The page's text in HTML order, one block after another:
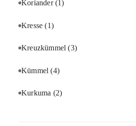
Koriander(1)
Kresse(1)
Kreuzkümmel(3)
Kümmel(4)
Kurkuma (2)